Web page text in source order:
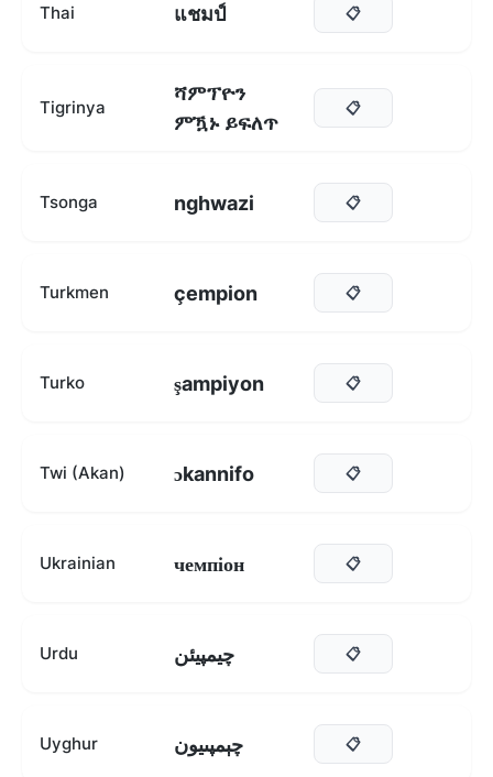
Thai แชมป์ 📋
Tigrinya
ሻምፕዮን
ምዃኑ ይፍለጥ
📋
Tsonga nghwazi 📋
Turkmen çempion 📋
Turko şampiyon 📋
Twi (Akan) ɔkannifo 📋
Ukrainian чемпіон 📋
Urdu چیمپیئن 📋
Uyghur چېمپىيون 📋